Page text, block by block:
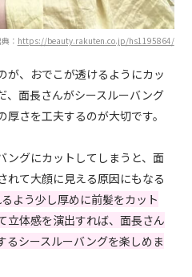
： https://beauty.rakuten.co.jp/hs1195864/
が、おでこが透けるようにカッ
、面長さんがシースルーバング
さを工夫するのが大切です。
ングにカットしてしまうと、面
れて大顔に見える原因にもなる
よう少し厚めに前髪をカット
立体感を演出すれば、面長さん
るシースルーバングを楽しめま